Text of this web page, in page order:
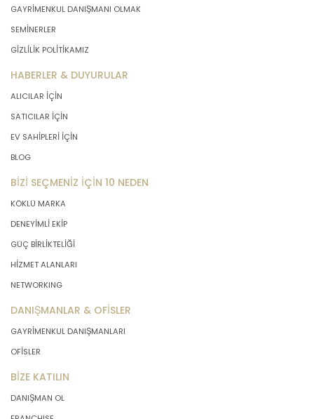
GAYRİMENKUL DANIŞMANI OLMAK
SEMİNERLER
GİZLİLİK POLİTİKAMIZ
HABERLER & DUYURULAR
ALICILAR İÇİN
SATICILAR İÇİN
EV SAHİPLERİ İÇİN
BLOG
BİZİ SEÇMENİZ İÇİN 10 NEDEN
KÖKLÜ MARKA
DENEYİMLİ EKİP
GÜÇ BİRLİKTELİĞİ
HİZMET ALANLARI
NETWORKING
DANIŞMANLAR & OFİSLER
GAYRİMENKUL DANIŞMANLARI
OFİSLER
BİZE KATILIN
DANIŞMAN OL